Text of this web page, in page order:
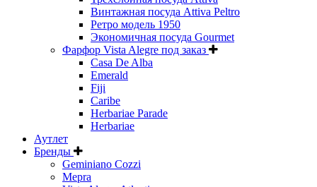
Винтажная посуда Attiva Peltro
Ретро модель 1950
Экономичная посуда Gourmet
Фарфор Vista Alegre под заказ
Casa De Alba
Emerald
Fiji
Caribe
Herbariae Parade
Herbariae
Аутлет
Бренды
Geminiano Cozzi
Mepra